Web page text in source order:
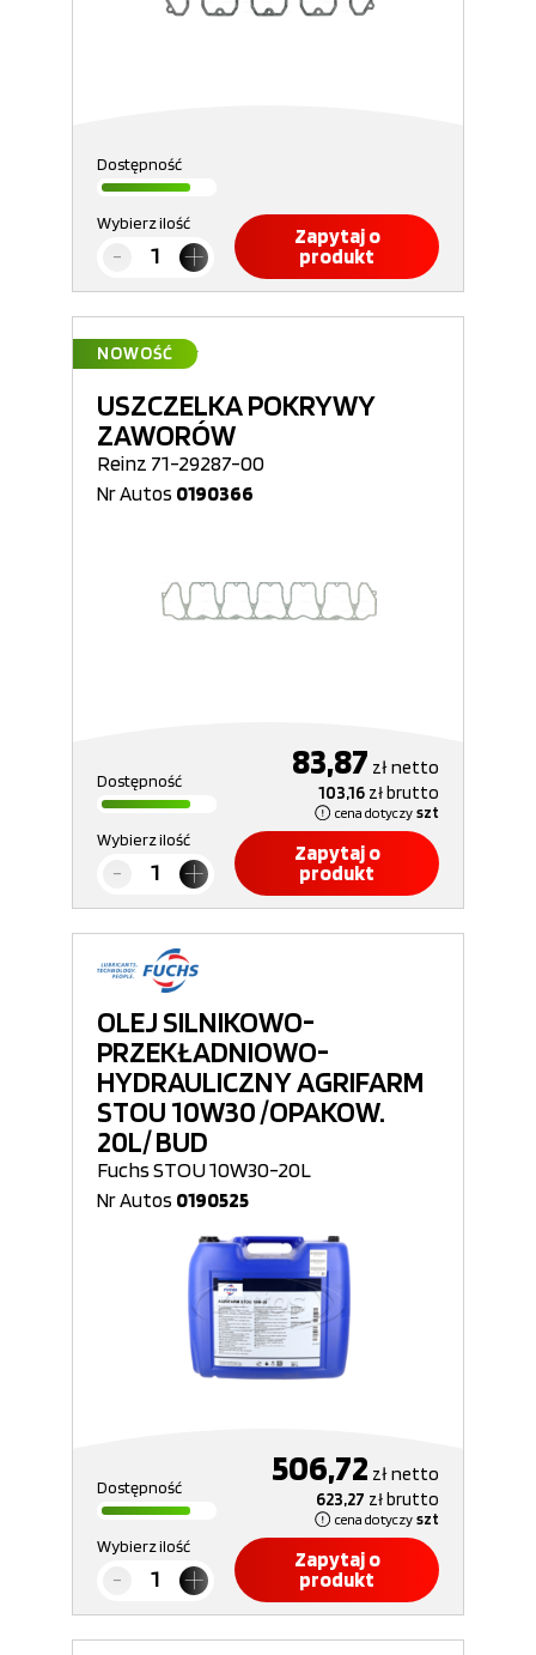
Dostępność
Wybierz ilość
Zapytaj o
produkt
NOWOŚĆ
USZCZELKA POKRYWY
ZAWORÓW
Reinz 71-29287-00
Nr Autos 0190366
Dostępność 83,87 złnetto
103,16 złbrutto
cena dotyczy szt
Wybierz ilość
Zapytaj o
produkt
OLEJ SILNIKOWO-
PRZEKŁADNIOWO-
HYDRAULICZNY AGRIFARM
STOU 10W30 /OPAKOW.
20L/ BUD
Fuchs STOU 10W30-20L
Nr Autos 0190525
Dostępność 506,72 złnetto
623,27 złbrutto
cena dotyczy szt
Wybierz ilość
Zapytaj o
produkt